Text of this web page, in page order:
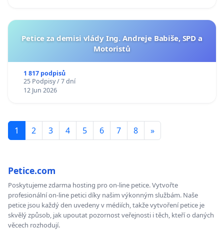
Petice za demisi vlády Ing. Andreje Babiše, SPD a
Motoristů
1 817 podpisů
25 Podpisy / 7 dní
12 Jun 2026
1 2 3 4 5 6 7 8 »
Petice.com
Poskytujeme zdarma hosting pro on-line petice. Vytvořte
profesionální on-line petici díky našim výkonným službám. Naše
petice jsou každý den uvedeny v médiích, takže vytvoření petice je
skvělý způsob, jak upoutat pozornost veřejnosti i těch, kteří o daných
věcech rozhodují.